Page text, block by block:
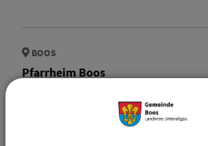
BOOS
Pfarrheim Boos